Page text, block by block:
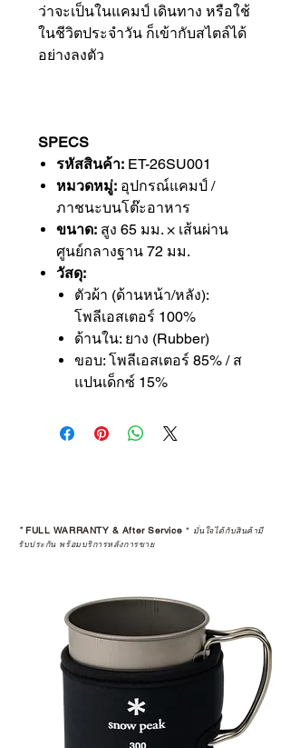
ว่าจะเป็นในแคมป์ เดินทาง หรือใช้
ในชีวิตประจำวัน ก็เข้ากับสไตล์ได้
อย่างลงตัว
SPECS
รหัสสินค้า: ET-26SU001
หมวดหมู่: อุปกรณ์แคมป์ /
ภาชนะบนโต๊ะอาหาร
ขนาด: สูง 65 มม. × เส้นผ่าน
ศูนย์กลางฐาน 72 มม.
วัสดุ:
ตัวผ้า (ด้านหน้า/หลัง):
โพลีเอสเตอร์ 100%
ด้านใน: ยาง (Rubber)
ขอบ: โพลีเอสเตอร์ 85% / ส
แปนเด็กซ์ 15%
*FULL WARRANTY & After Service * มั่นใจได้กับสินค้ามี
รับประกัน พร้อมบริการหลังการขาย